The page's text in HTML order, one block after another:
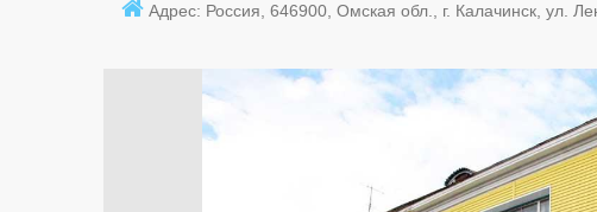
Адрес: Россия, 646900, Омская обл., г. Калачинск, ул.